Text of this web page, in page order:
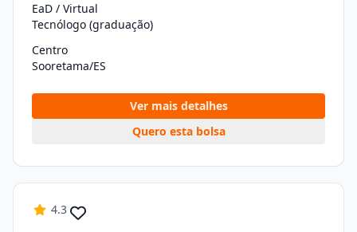
EaD / Virtual
Tecnólogo (graduação)
Centro
Sooretama/ES
Ver mais detalhes
Quero esta bolsa
4.3